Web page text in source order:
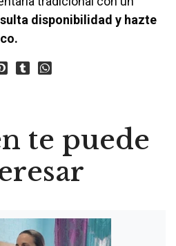
disponibilidad y hazte
te puede